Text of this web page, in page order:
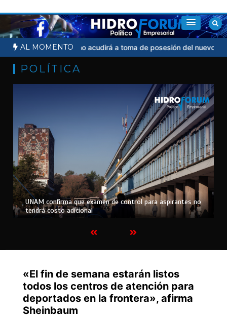
al
contenido
AL MOMENTO
Sheinbaum no acudirá a toma de posesión del nuevo
POLÍTICA
UNAM confirma que examen de control para aspirantes no
tendrá costo adicional
«El fin de semana estarán listos
todos los centros de atención para
deportados en la frontera», afirma
Sheinbaum